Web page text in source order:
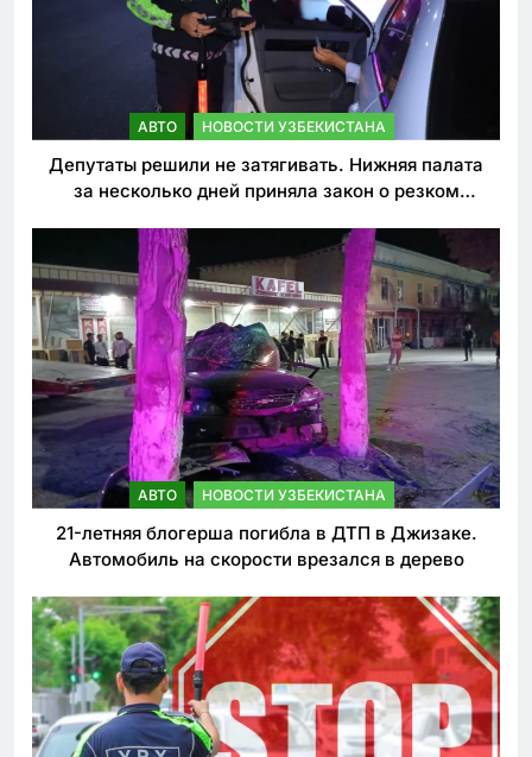
АВТО НОВОСТИ УЗБЕКИСТАНА
Депутаты решили не затягивать. Нижняя палата
за несколько дней приняла закон о резком
АВТО НОВОСТИ УЗБЕКИСТАНА
21-летняя блогерша погибла в ДТП в Джизаке.
Автомобиль на скорости врезался в дерево